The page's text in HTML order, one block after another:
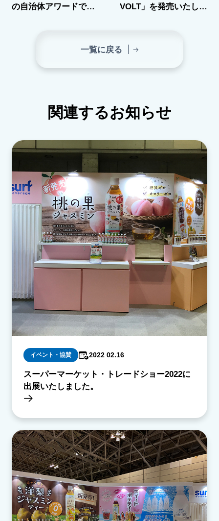
の自治体アワードで
VOLT」を発売いたしま
一覧に戻る
関連するお知らせ
イベント・協賛 2022 02.16
スーパーマーケット・トレードショー2022に
出展いたしました。